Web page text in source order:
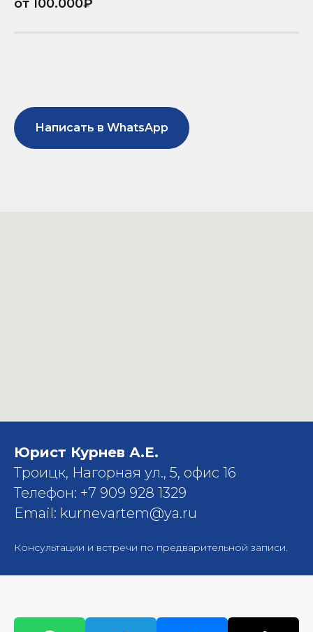
от 100.000₽
Написать в WhatsApp
Юрист Курнев А.Е.
Троицк, Нагорная ул., 5, офис 16
Телефон: +7 909 928 1329
Email: kurnevartem@ya.ru
Консультации и встречи по предварительной записи.